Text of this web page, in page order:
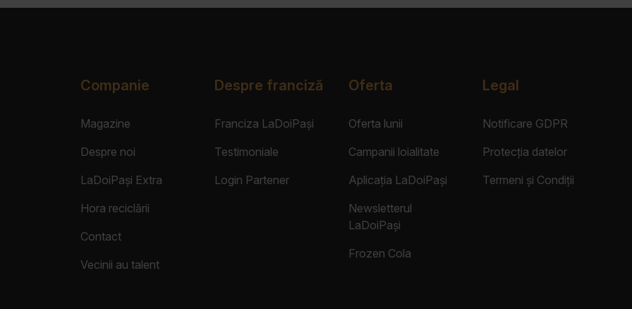
Companie
Magazine
Despre noi
LaDoiPași Extra
Hora reciclării
Contact
Vecinii au talent
Despre franciză
Franciza LaDoiPași
Testimoniale
Login Partener
Oferta
Oferta lunii
Campanii loialitate
Aplicația LaDoiPași
Newsletterul
LaDoiPași
Frozen Cola
Legal
Notificare GDPR
Protecția datelor
Termeni și Condiții